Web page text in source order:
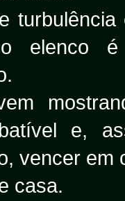
elenco
e,
vencer em
casa.